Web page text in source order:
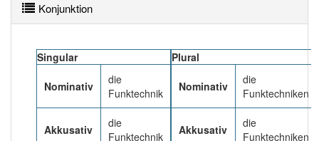
Konjunktion
Singular
Nominativ
die
Funktechnik
Akkusativ
die
Funktechnik
Plural
Nominativ
die
Funktechniken
Akkusativ
die
Funktechniken